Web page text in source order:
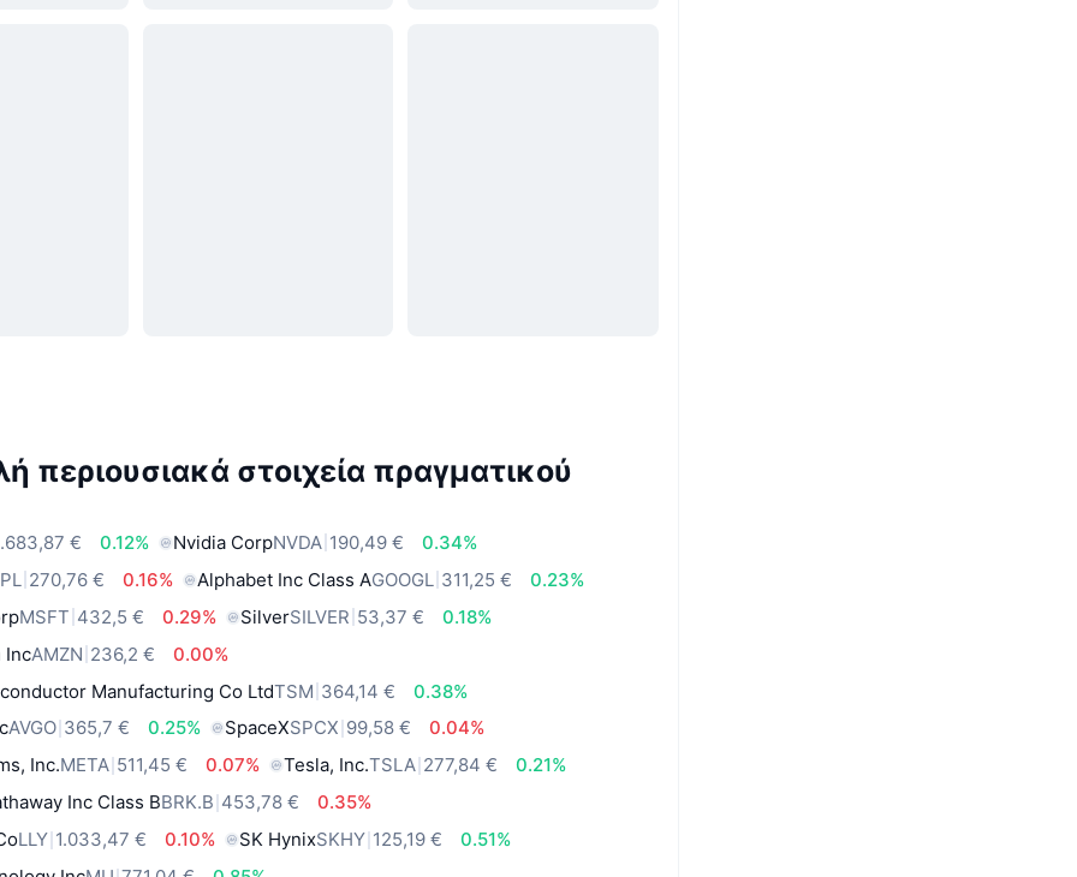
περιουσιακά στοιχεία πραγματικού
€ 0.12% Nvidia CorpNVDA 190,49 €
0.34%
270,76 € 0.16% Alphabet Inc Class AGOOGL 311,25 €
0.23%
MSFT 432,5 € 0.29% SilverSILVER 53,37 €
0.18%
IncAMZN 236,2 €
0.00%
Manufacturing Co LtdTSM 364,14 €
0.38%
AVGO 365,7 € 0.25% SpaceXSPCX 99,58 €
0.04%
Inc.META 511,45 € 0.07% Tesla, Inc.TSLA 277,84 €
0.21%
Inc Class BBRK.B 453,78 €
0.35%
LLY 1.033,47 € 0.10% SK HynixSKHY 125,19 €
0.51%